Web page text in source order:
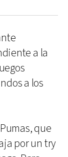
a la
a los
que
por un try